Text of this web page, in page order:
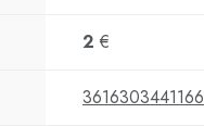
2 €
3616303441166